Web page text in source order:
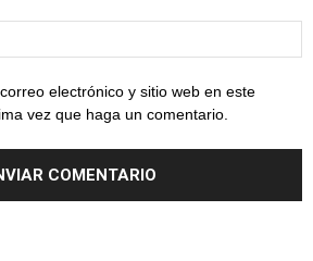
electrónico y sitio web en este
vez que haga un comentario.